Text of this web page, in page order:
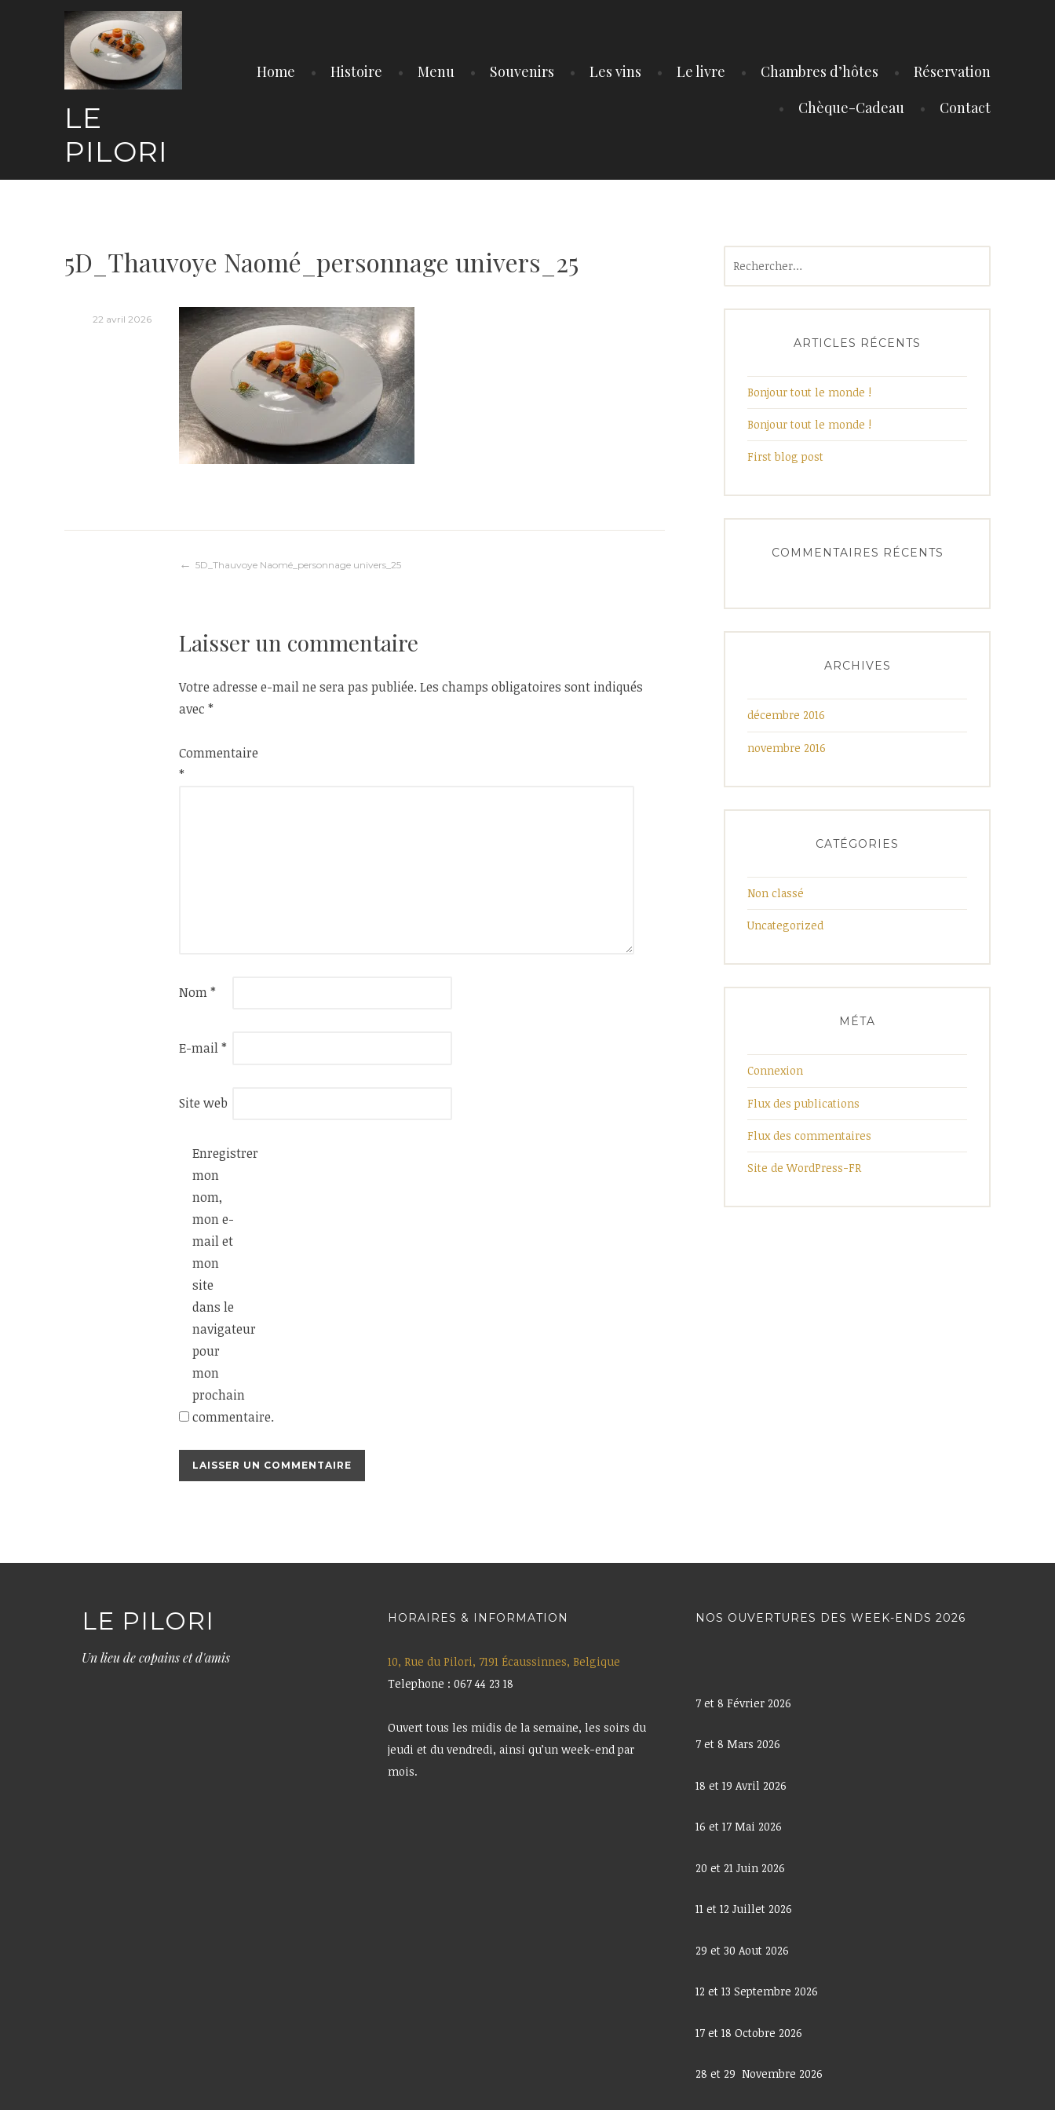
LE
PILORI
Home Histoire Menu Souvenirs Les vins Le livre Chambres d’hôtes
Réservation
Chèque-Cadeau
Contact
5D_Thauvoye Naomé_personnage univers_25
22 avril 2026
Navigation
l’article
5D_Thauvoye Naomé_personnage univers_25
Laisser un commentaire
Votre adresse e-mail ne sera pas publiée. Les champs obligatoires sont indiqués
avec *
Commentaire
*
Nom*
E-mail*
Site web
Enregistrer
mon
nom,
mon e-
mail et
mon
site
dans le
navigateur
pour
mon
prochain
commentaire.
ARTICLES RÉCENTS
Bonjour tout le monde !
Bonjour tout le monde !
First blog post
COMMENTAIRES RÉCENTS
ARCHIVES
décembre 2016
novembre 2016
CATÉGORIES
Non classé
Uncategorized
MÉTA
Connexion
Flux des publications
Flux des commentaires
Site de WordPress-FR
LE PILORI
Un lieu de copains et d'amis
HORAIRES & INFORMATION
10, Rue du Pilori, 7191 Écaussinnes, Belgique
Telephone : 067 44 23 18
Ouvert tous les midis de la semaine, les soirs du
jeudi et du vendredi, ainsi qu’un week-end par
mois.
NOS OUVERTURES DES WEEK-ENDS 2026
7 et 8 Février 2026
7 et 8 Mars 2026
18 et 19 Avril 2026
16 et 17 Mai 2026
20 et 21 Juin 2026
11 et 12 Juillet 2026
29 et 30 Aout 2026
12 et 13 Septembre 2026
17 et 18 Octobre 2026
28 et 29 Novembre 2026